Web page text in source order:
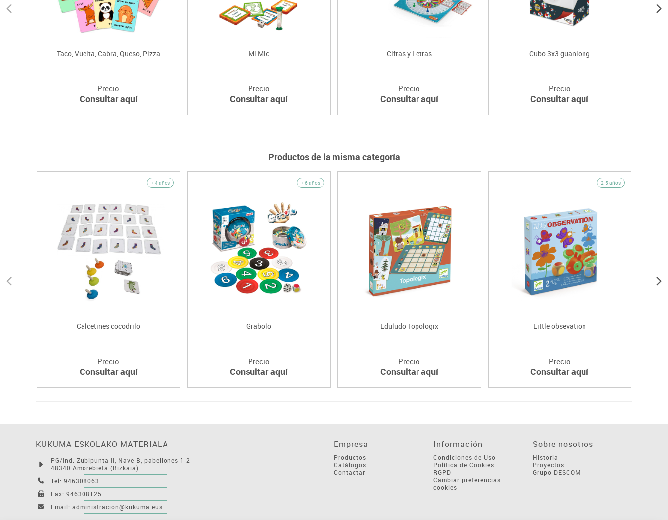
Taco, Vuelta, Cabra, Queso, Pizza
Precio
Consultar aquí
Mi Mic
Precio
Consultar aquí
Cifras y Letras
Precio
Consultar aquí
Cubo 3x3 guanlong
Precio
Consultar aquí
Productos de la misma categoría
+ 4 años
Calcetines cocodrilo
Precio
Consultar aquí
+ 6 años
Grabolo
Precio
Consultar aquí
Eduludo Topologix
Precio
Consultar aquí
2-5 años
Little obsevation
Precio
Consultar aquí
KUKUMA ESKOLAKO MATERIALA
PG/Ind. Zubipunta II, Nave B, pabellones 1-2
48340 Amorebieta (Bizkaia)
Tel: 946308063
Fax: 946308125
Email: administracion@kukuma.eus
Empresa
Productos
Catálogos
Contactar
Información
Condiciones de Uso
Política de Cookies
RGPD
Cambiar preferencias
cookies
Sobre nosotros
Historia
Proyectos
Grupo DESCOM